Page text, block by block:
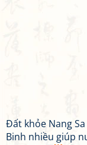
Đất khỏe Nang
Binh nhiều giúp